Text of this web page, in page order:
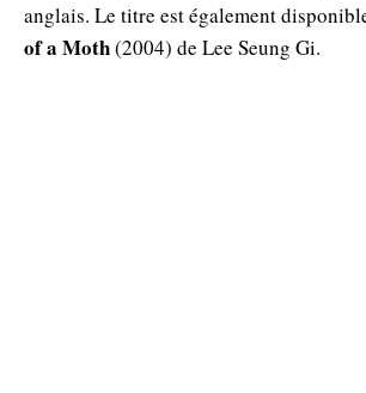
anglais. Le titre est également
of a Moth(2004) de Lee Seung Gi.